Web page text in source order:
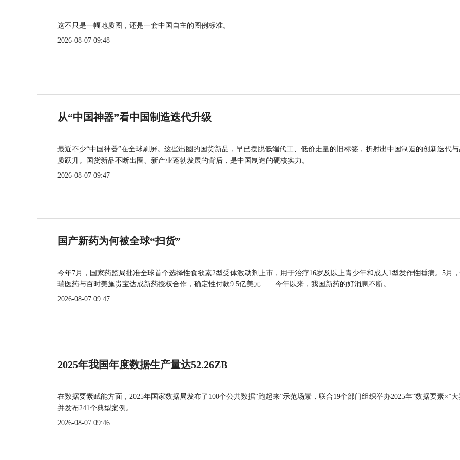
这不只是一幅地质图，还是一套中国自主的图例标准。
2026-08-07 09:48
从“中国神器”看中国制造迭代升级
最近不少“中国神器”在全球刷屏。这些出圈的国货新品，早已摆脱低端代工、低价走量的旧标签，折射出中国制造的创新迭代
质跃升。国货新品不断出圈、新产业蓬勃发展的背后，是中国制造的硬核实力。
2026-08-07 09:47
国产新药为何被全球“扫货”
今年7月，国家药监局批准全球首个选择性食欲素2型受体激动剂上市，用于治疗16岁及以上青少年和成人1型发作性睡病。5月
瑞医药与百时美施贵宝达成新药授权合作，确定性付款9.5亿美元……今年以来，我国新药的好消息不断。
2026-08-07 09:47
2025年我国年度数据生产量达52.26ZB
在数据要素赋能方面，2025年国家数据局发布了100个公共数据“跑起来”示范场景，联合19个部门组织举办2025年“数据要素×”大
并发布241个典型案例。
2026-08-07 09:46